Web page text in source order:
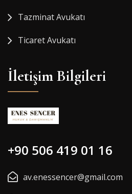
Tazminat Avukatı
Ticaret Avukatı
İletişim Bilgileri
+90 506 419 01 16
av.enessencer@gmail.com